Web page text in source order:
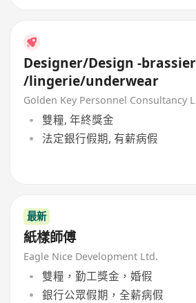
Designer/Design -
/lingerie/underwear
Golden Key Personnel Consultancy
雙糧, 年終獎金
法定銀行假期, 有薪病假
最新
紙樣師傅
Eagle Nice Development Ltd.
雙糧，勤工獎金，婚假
銀行公眾假期，全薪病假